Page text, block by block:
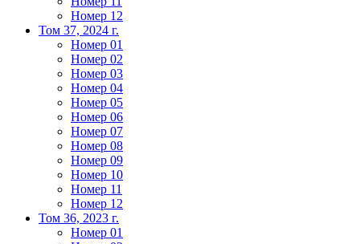
Номер 12
Том 37, 2024 г.
Номер 01
Номер 02
Номер 03
Номер 04
Номер 05
Номер 06
Номер 07
Номер 08
Номер 09
Номер 10
Номер 11
Номер 12
Том 36, 2023 г.
Номер 01